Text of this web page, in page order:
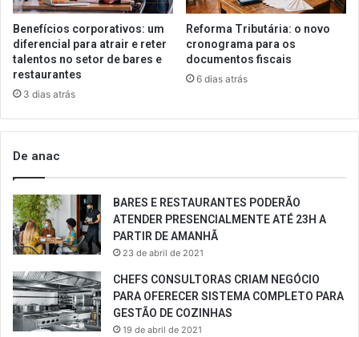
Benefícios corporativos: um
diferencial para atrair e reter
talentos no setor de bares e
restaurantes
3 dias atrás
Reforma Tributária: o novo
cronograma para os
documentos fiscais
6 dias atrás
De anac
BARES E RESTAURANTES PODERÃO
ATENDER PRESENCIALMENTE ATÉ 23H A
PARTIR DE AMANHÃ
23 de abril de 2021
CHEFS CONSULTORAS CRIAM NEGÓCIO
PARA OFERECER SISTEMA COMPLETO PARA
GESTÃO DE COZINHAS
19 de abril de 2021